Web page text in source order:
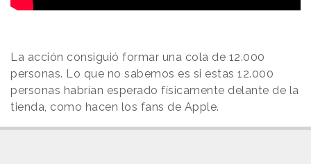
La acción consiguió formar una cola de 12.000
personas. Lo que no sabemos es si estas 12.000
personas habrían esperado físicamente delante de la
tienda, como hacen los fans de Apple.